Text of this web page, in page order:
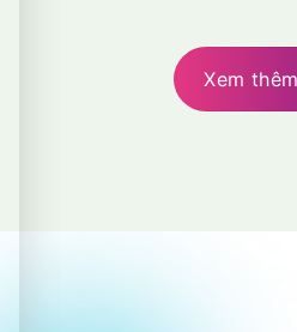
Xem thêm